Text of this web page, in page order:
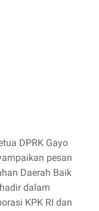
DPRK Gayo
pesan
Daerah Baik
dalam
KPK RI dan